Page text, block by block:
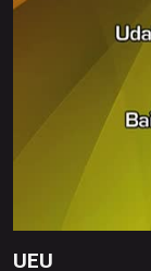
UEU